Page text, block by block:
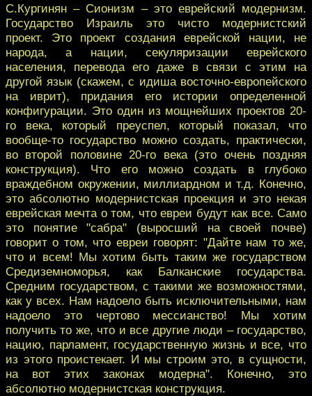
С.Кургинян – Сионизм – это еврейский модернизм.
Государство Израиль это чисто модернистский
проект. Это проект создания еврейской нации, не
народа, а нации, секуляризации еврейского
населения, перевода его даже в связи с этим на
другой язык (скажем, с идиша восточно-европейского
на иврит), придания его истории определенной
конфигурации. Это один из мощнейших проектов 20-
го века, который преуспел, который показал, что
вообще-то государство можно создать, практически,
во второй половине 20-го века (это очень поздняя
конструкция). Что его можно создать в глубоко
враждебном окружении, миллиардном и т.д. Конечно,
это абсолютно модернистская проекция и это некая
еврейская мечта о том, что евреи будут как все. Само
это понятие "сабра" (выросший на своей почве)
говорит о том, что евреи говорят: "Дайте нам то же,
что и всем! Мы хотим быть таким же государством
Средиземноморья, как Балканские государства.
Средним государством, с такими же возможностями,
как у всех. Нам надоело быть исключительными, нам
надоело это чертово мессианство! Мы хотим
получить то же, что и все другие люди – государство,
нацию, парламент, государственную жизнь и все, что
из этого проистекает. И мы строим это, в сущности,
на вот этих законах модерна". Конечно, это
абсолютно модернистская конструкция.